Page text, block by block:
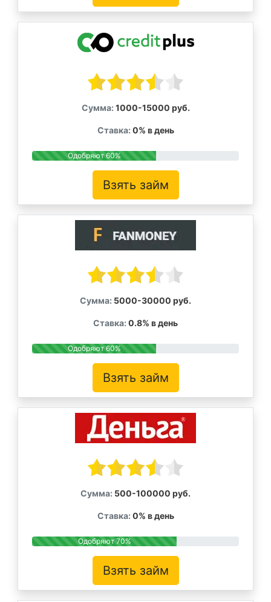
Сумма: 1000-15000 руб.
Ставка: 0% в день
Одобряют 60%
Взять займ
Сумма: 5000-30000 руб.
Ставка: 0.8% в день
Одобряют 60%
Взять займ
Сумма: 500-100000 руб.
Ставка: 0% в день
Одобряют 70%
Взять займ